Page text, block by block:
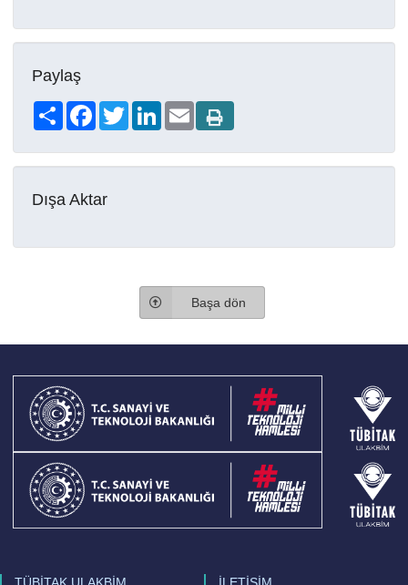
Paylaş
Share FacebookTwitterLinkedIn
Email
Dışa Aktar
Başa dön